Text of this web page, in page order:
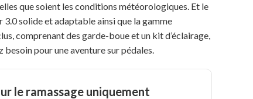
que soient les conditions météorologiques. Et le
solide et adaptable ainsi que la gamme
comprenant des garde-boue et un kit d’éclairage,
pour une aventure sur pédales.
le ramassage uniquement